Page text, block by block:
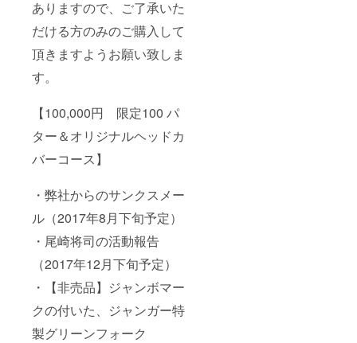
ありますので、ご了承いた
だける方のみのご購入して
頂きますようお願い致しま
す。
【100,000円 限定100 パ
ター＆オリジナルヘッドカ
バーコース】
・弊社からのサンクスメー
ル（2017年8月下旬予定）
・尾崎将司の活動報告
（2017年12月下旬予定）
・【非売品】ジャンボマー
クの付いた、ジャンガー特
製グリーンフォーク